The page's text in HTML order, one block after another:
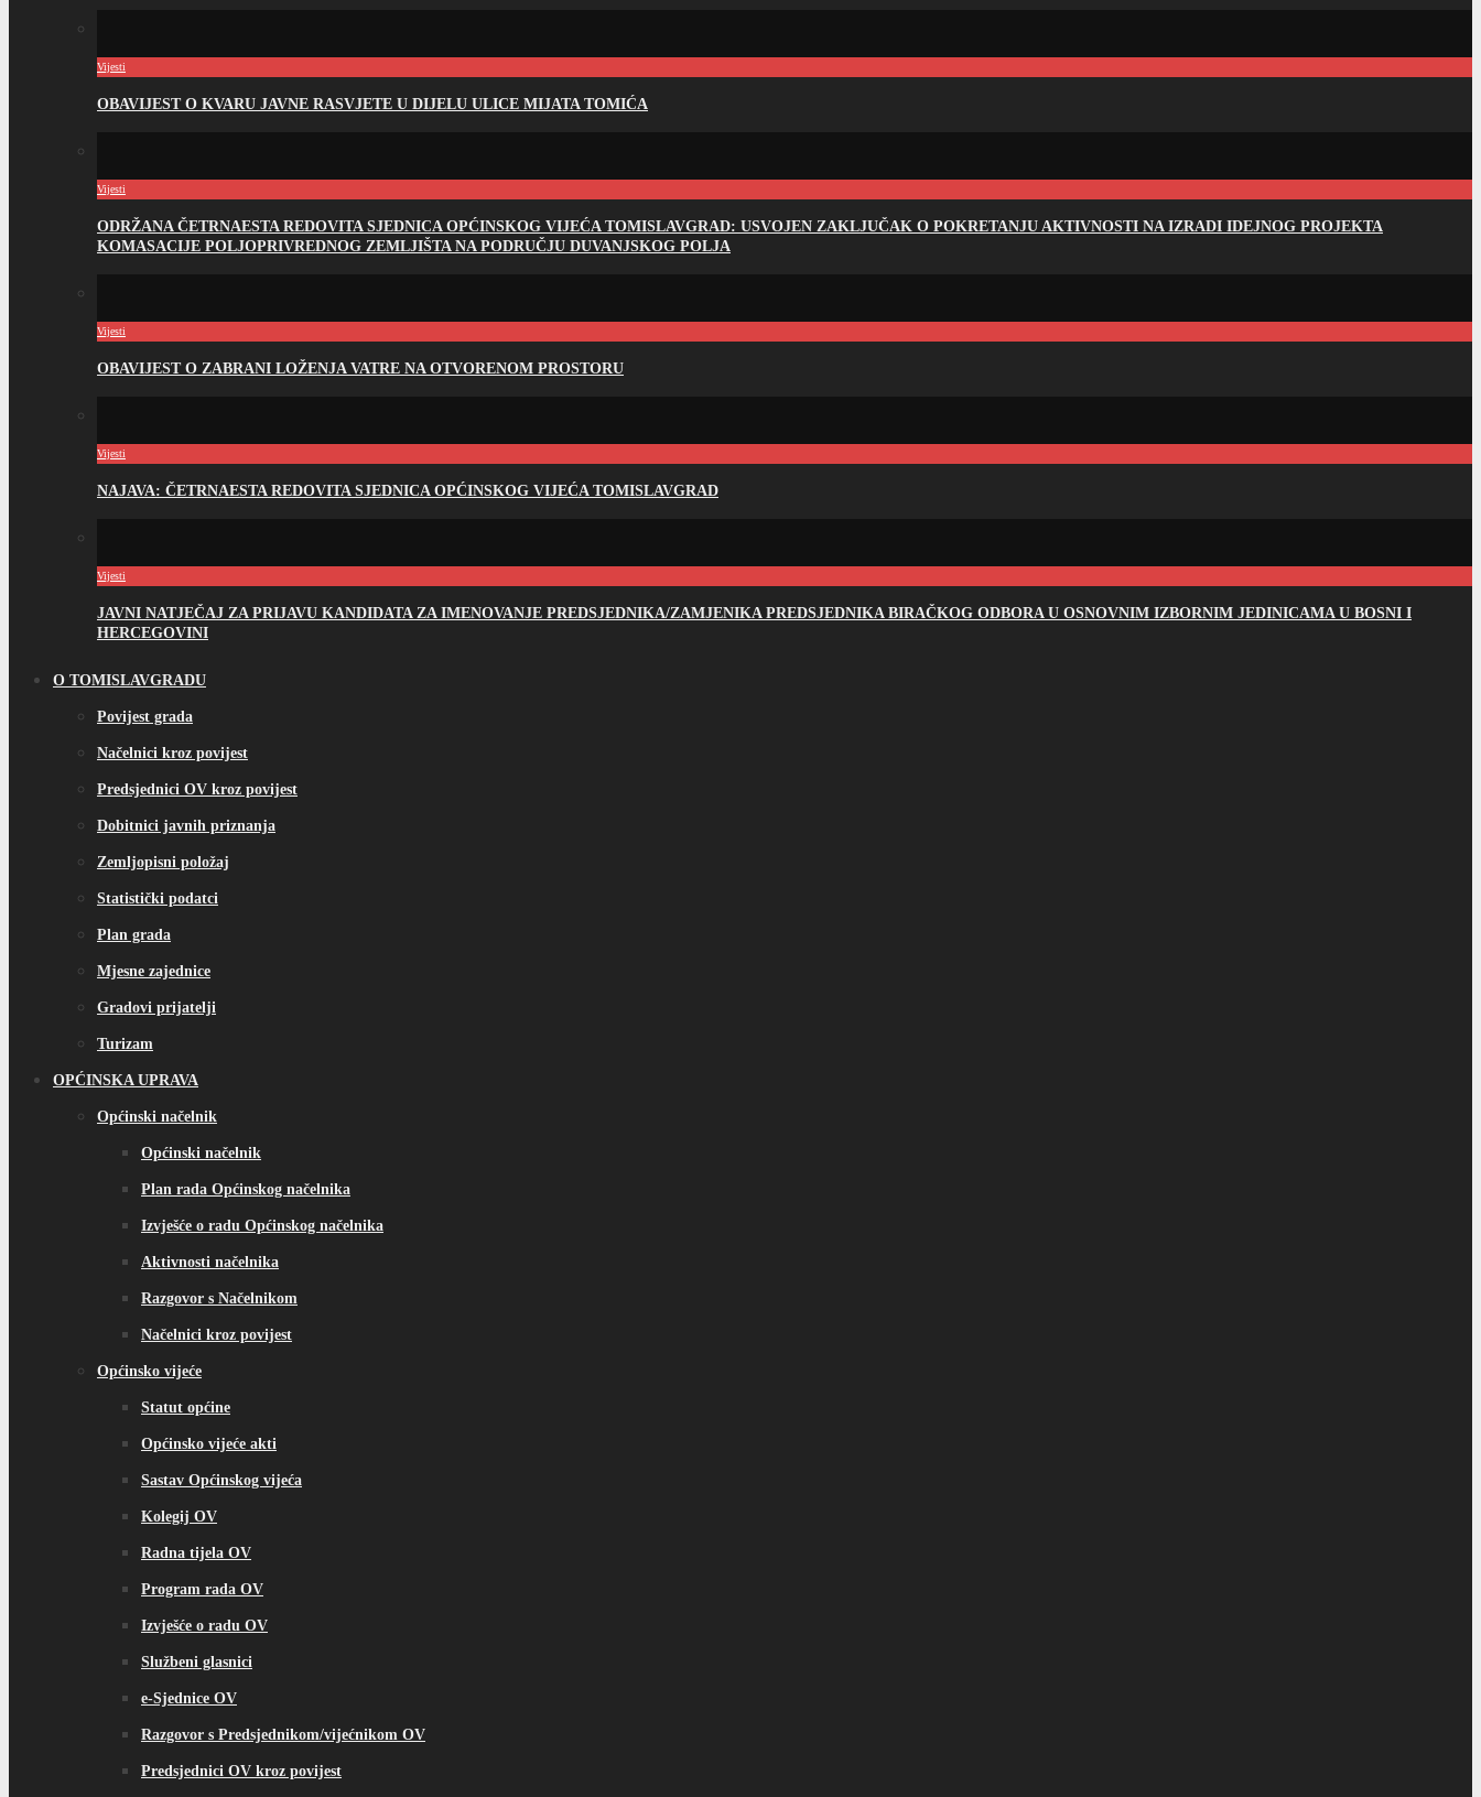
Vijesti
OBAVIJEST O KVARU JAVNE RASVJETE U DIJELU ULICE MIJATA TOMIĆA
Vijesti
ODRŽANA ČETRNAESTA REDOVITA SJEDNICA OPĆINSKOG VIJEĆA TOMISLAVGRAD: USVOJEN ZAKLJUČAK O POKRETANJU AKTIVNOSTI NA IZRADI IDEJNOG PROJEKTA
KOMASACIJE POLJOPRIVREDNOG ZEMLJIŠTA NA PODRUČJU DUVANJSKOG POLJA
Vijesti
OBAVIJEST O ZABRANI LOŽENJA VATRE NA OTVORENOM PROSTORU
Vijesti
NAJAVA: ČETRNAESTA REDOVITA SJEDNICA OPĆINSKOG VIJEĆA TOMISLAVGRAD
Vijesti
JAVNI NATJEČAJ ZA PRIJAVU KANDIDATA ZA IMENOVANJE PREDSJEDNIKA/ZAMJENIKA PREDSJEDNIKA BIRAČKOG ODBORA U OSNOVNIM IZBORNIM JEDINICAMA U BOSNI I
HERCEGOVINI
O TOMISLAVGRADU
Povijest grada
Načelnici kroz povijest
Predsjednici OV kroz povijest
Dobitnici javnih priznanja
Zemljopisni položaj
Statistički podatci
Plan grada
Mjesne zajednice
Gradovi prijatelji
Turizam
OPĆINSKA UPRAVA
Općinski načelnik
Općinski načelnik
Plan rada Općinskog načelnika
Izvješće o radu Općinskog načelnika
Aktivnosti načelnika
Razgovor s Načelnikom
Načelnici kroz povijest
Općinsko vijeće
Statut općine
Općinsko vijeće akti
Sastav Općinskog vijeća
Kolegij OV
Radna tijela OV
Program rada OV
Izvješće o radu OV
Službeni glasnici
e-Sjednice OV
Razgovor s Predsjednikom/vijećnikom OV
Predsjednici OV kroz povijest